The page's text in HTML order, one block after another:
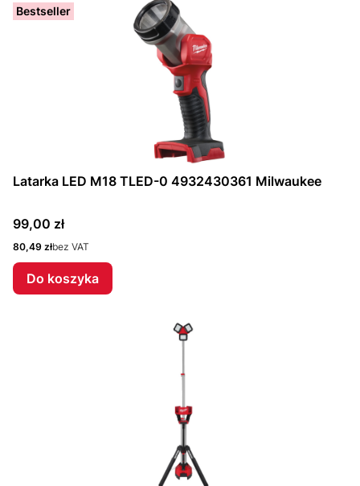
Bestseller
Latarka LED M18 TLED-0 4932430361 Milwaukee
Cena
99,00 zł
Cena
80,49 złbez VAT
Do koszyka